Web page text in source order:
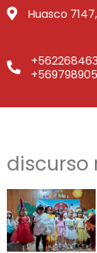
Huasco
discurso